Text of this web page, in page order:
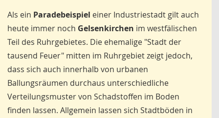
Als ein Paradebeispiel einer Industriestadt gilt auch
heute immer noch Gelsenkirchen im westfälischen
Teil des Ruhrgebietes. Die ehemalige "Stadt der
tausend Feuer" mitten im Ruhrgebiet zeigt jedoch,
dass sich auch innerhalb von urbanen
Ballungsräumen durchaus unterschiedliche
Verteilungsmuster von Schadstoffen im Boden
finden lassen. Allgemein lassen sich Stadtböden in